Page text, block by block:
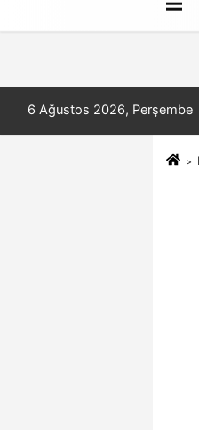
6 Ağustos 2026, Perşembe